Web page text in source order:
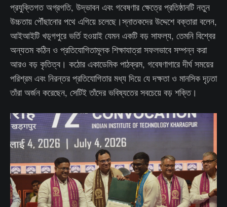
প্রযুক্তিগত অগ্রগতি, উদ্ভাবন এবং গবেষণার ক্ষেত্রে প্রতিষ্ঠানটি নতুন
উচ্চতায় পৌঁছানোর পথে এগিয়ে চলেছে।স্নাতকদের উদ্দেশে বক্তারা বলেন,
আইআইটি খড়্গপুরে ভর্তি হওয়াই যেমন একটি বড় সাফল্য, তেমনি বিশ্বের
অন্যতম কঠিন ও প্রতিযোগিতামূলক শিক্ষাযাত্রা সফলভাবে সম্পন্ন করা
আরও বড় কৃতিত্ব। কঠোর একাডেমিক পাঠক্রম, গবেষণাগারে দীর্ঘ সময়ের
পরিশ্রম এবং নিরন্তর প্রতিযোগিতার মধ্য দিয়ে যে দক্ষতা ও মানসিক দৃঢ়তা
তাঁরা অর্জন করেছেন, সেটিই তাঁদের ভবিষ্যতের সবচেয়ে বড় শক্তি।